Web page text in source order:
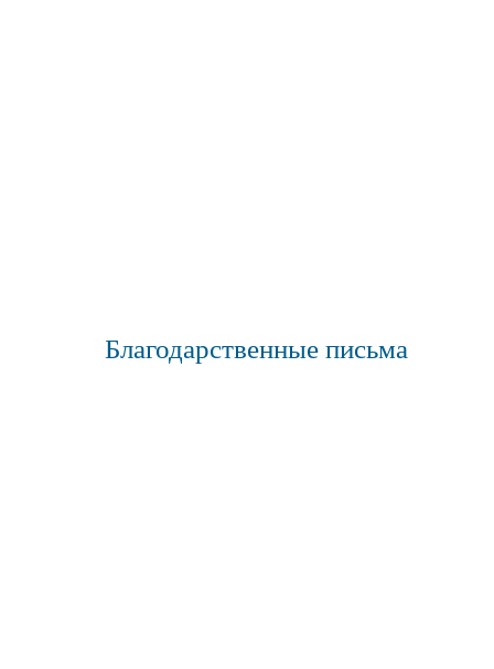
Благодарственные письма